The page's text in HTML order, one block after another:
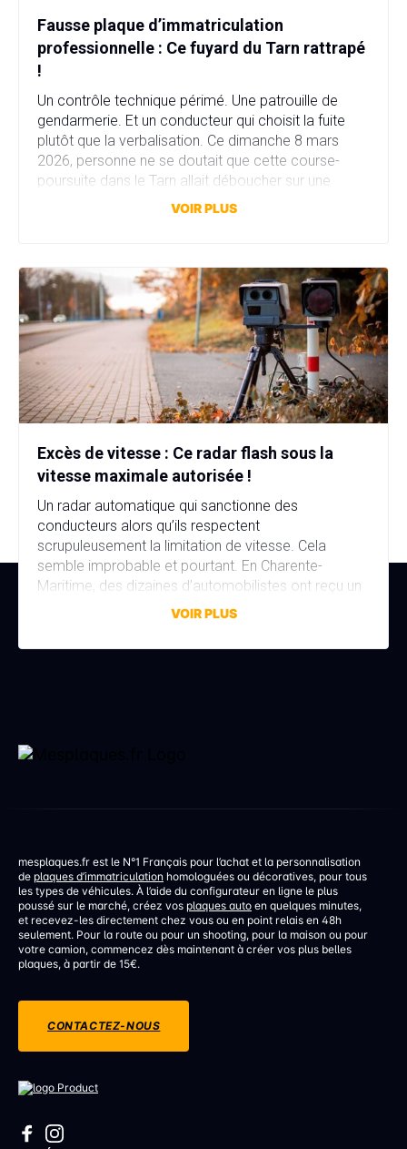
Fausse plaque d’immatriculation
professionnelle : Ce fuyard du Tarn rattrapé
!
Un contrôle technique périmé. Une patrouille de
gendarmerie. Et un conducteur qui choisit la fuite
plutôt que la verbalisation. Ce dimanche 8 mars
2026, personne ne se doutait que cette course-
poursuite dans le Tarn allait déboucher sur une
affaire bien plus sérieuse que prévu. Fausse plaque
VOIR PLUS
Excès de vitesse : Ce radar flash sous la
vitesse maximale autorisée !
Un radar automatique qui sanctionne des
conducteurs alors qu’ils respectent
scrupuleusement la limitation de vitesse. Cela
semble improbable et pourtant. En Charente-
Maritime, des dizaines d’automobilistes ont reçu un
avis de contravention alors qu’ils n’avaient commis
discrète mais aux conséquences bien réelles. Une
VOIR PLUS
mesplaques.fr est le N°1 Français pour l’achat et la personnalisation
de plaques d’immatriculation homologuées ou décoratives, pour tous
les types de véhicules. À l’aide du configurateur en ligne le plus
poussé sur le marché, créez vos plaques auto en quelques minutes,
et recevez-les directement chez vous ou en point relais en 48h
seulement. Pour la route ou pour un shooting, pour la maison ou pour
votre camion, commencez dès maintenant à créer vos plus belles
plaques, à partir de 15€.
CONTACTEZ-NOUS